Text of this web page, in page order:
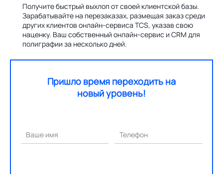
Получите быстрый выхлоп от своей клиентской базы.
Зарабатывайте на перезаказах, размещая заказ среди
других клиентов онлайн-сервиса TCS, указав свою
наценку. Ваш собственный онлайн-сервис и CRM для
полиграфии за несколько дней.
Пришло время переходить на
новый уровень!
Ваше имя Телефон